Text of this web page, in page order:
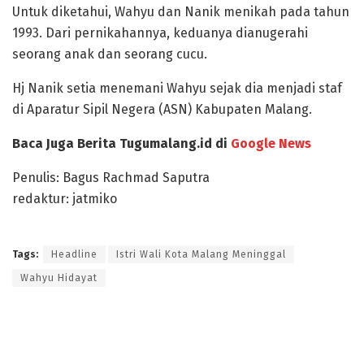
Untuk diketahui, Wahyu dan Nanik menikah pada tahun
1993. Dari pernikahannya, keduanya dianugerahi
seorang anak dan seorang cucu.
Hj Nanik setia menemani Wahyu sejak dia menjadi staf
di Aparatur Sipil Negera (ASN) Kabupaten Malang.
Baca Juga Berita Tugumalang.id di Google News
Penulis: Bagus Rachmad Saputra
redaktur: jatmiko
Tags: Headline Istri Wali Kota Malang Meninggal
Wahyu Hidayat